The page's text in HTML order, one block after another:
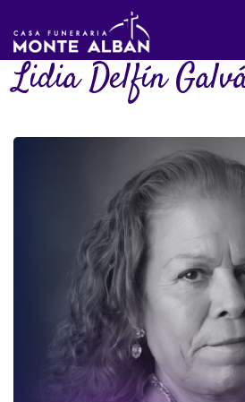
Lidia Delfín